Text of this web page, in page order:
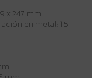
x 247 mm
en metal: 1,5